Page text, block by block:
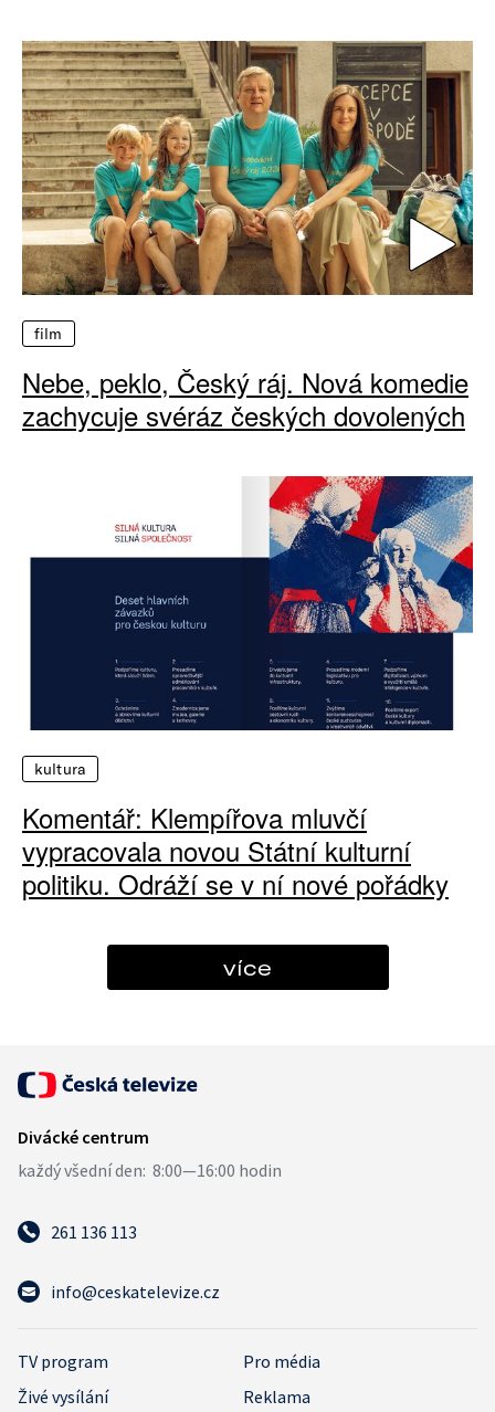
film
Nebe, peklo, Český ráj. Nová komedie
zachycuje svéráz českých dovolených
kultura
Komentář: Klempířova mluvčí
vypracovala novou Státní kulturní
politiku. Odráží se v ní nové pořádky
více
261 136 113
info@ceskatelevize.cz
TV program
Pro média
Živé vysílání
Reklama